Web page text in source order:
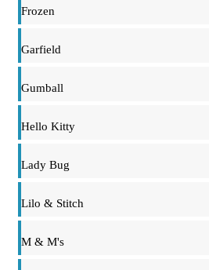
Frozen
Garfield
Gumball
Hello Kitty
Lady Bug
Lilo & Stitch
M & M's